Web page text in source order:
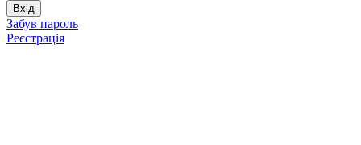
Забув пароль
Реєстрація